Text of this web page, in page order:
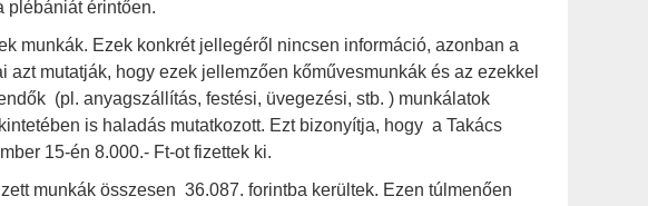
plébániát érintően.
munkák. Ezek konkrét jellegéről nincsen információ, azonban a
mutatják, hogy ezek jellemzően kőművesmunkák és az ezekkel
(pl. anyagszállítás, festési, üvegezési, stb. ) munkálatok
is haladás mutatkozott. Ezt bizonyítja, hogy a Takács
15-én 8.000.- Ft-ot fizettek ki.
munkák összesen 36.087. forintba kerültek. Ezen túlmenően